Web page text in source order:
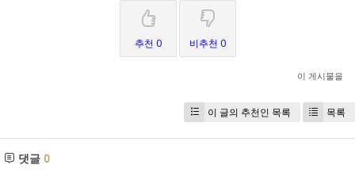
추천 0 비추천 0
이 게시물을
이 글의 추천인 목록 목록
댓글 0